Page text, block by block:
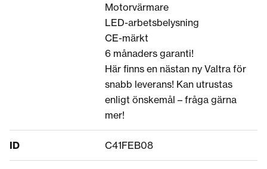
Motorvärmare
LED-arbetsbelysning
CE-märkt
6 månaders garanti!
Här finns en nästan ny Valtra för
snabb leverans! Kan utrustas
enligt önskemål – fråga gärna
mer!
ID C41FEB08